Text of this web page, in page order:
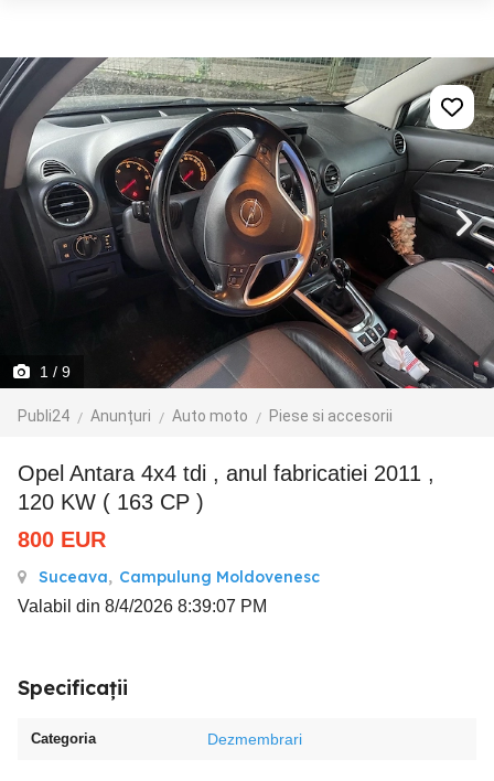
1 / 9
Publi24 Anunțuri Auto moto Piese si accesorii
Opel Antara 4x4 tdi , anul fabricatiei 2011 ,
120 KW ( 163 CP )
800 EUR
Suceava, Campulung Moldovenesc
Valabil din 8/4/2026 8:39:07 PM
Specificații
Categoria Dezmembrari